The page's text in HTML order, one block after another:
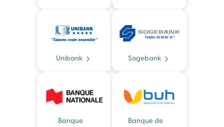
Unibank Sogebank
Banque
Banque de